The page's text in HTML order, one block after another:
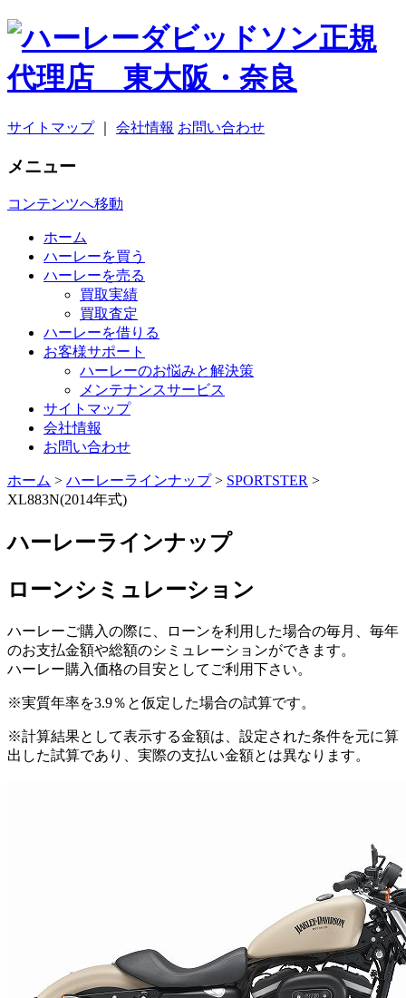
サイトマップ｜ 会社情報 お問い合わせ
メニュー
コンテンツへ移動
ホーム
ハーレーを買う
ハーレーを売る
買取実績
買取査定
ハーレーを借りる
お客様サポート
ハーレーのお悩みと解決策
メンテナンスサービス
サイトマップ
会社情報
お問い合わせ
ホーム > ハーレーラインナップ> SPORTSTER >
XL883N(2014年式)
ハーレーラインナップ
ローンシミュレーション
ハーレーご購入の際に、ローンを利用した場合の毎月、毎年
のお支払金額や総額のシミュレーションができます。
ハーレー購入価格の目安としてご利用下さい。
※実質年率を3.9％と仮定した場合の試算です。
※計算結果として表示する金額は、設定された条件を元に算
出した試算であり、実際の支払い金額とは異なります。